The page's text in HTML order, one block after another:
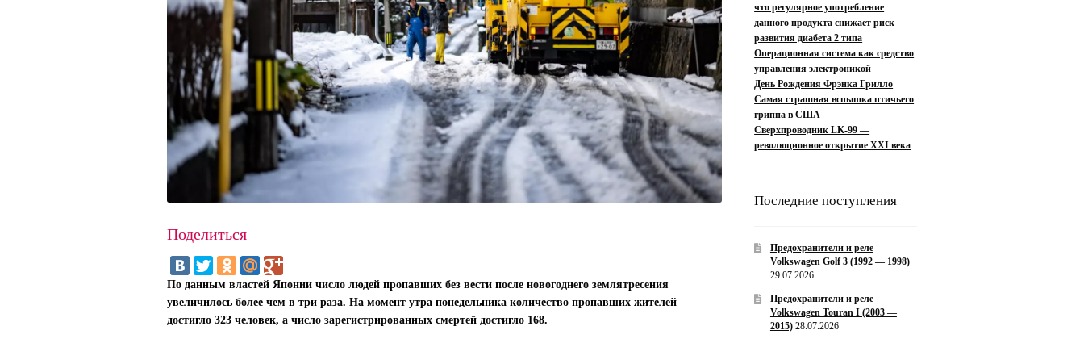
Поделиться
По данным властей Японии число людей пропавших без вести после новогоднего землятресения
увеличилось более чем в три раза. На момент утра понедельника количество пропавших жителей
достигло 323 человек, а число зарегистрированных смертей достигло 168.
что регулярное употребление
данного продукта снижает риск
развития диабета 2 типа
Операционная система как средство
управления электроникой
День Рождения Фрэнка Грилло
Самая страшная вспышка птичьего
гриппа в США
Сверхпроводник LK-99 —
революционное открытие XXI века
Последние поступления
Предохранители и реле
Volkswagen Golf 3 (1992 — 1998)
29.07.2026
Предохранители и реле
Volkswagen Touran I (2003 —
2015) 28.07.2026